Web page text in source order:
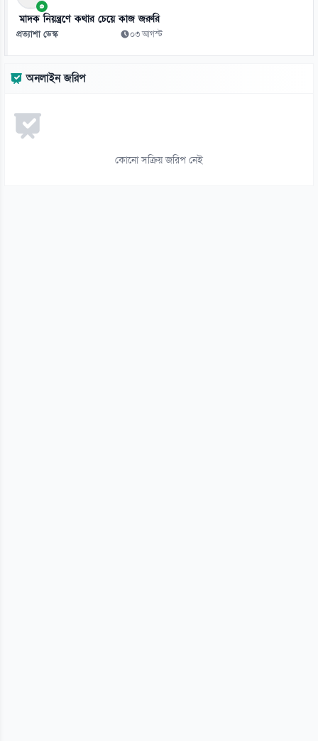
১২
ভিনিসিয়ুসকে ‘হুমকি’ দিয়ে সুর নরম রিয়ালের, আর্সেনালের নতুন প্রস্তাব
০৬ আগস্ট
১৩
১৪
ইয়েমেনে সামরিক শিবিরে ভয়াবহ হামলা, নিহত ৩০
মাদক নিয়ন্ত্রণে কথার চেয়ে কাজ জরুরি
প্রত্যাশা ডেস্ক ০৩ আগস্ট
অনলাইন জরিপ
কোনো সক্রিয় জরিপ নেই